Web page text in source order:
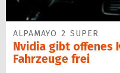
ALPAMAYO 2 SUPER
Nvidia gibt offenes
Fahrzeuge frei